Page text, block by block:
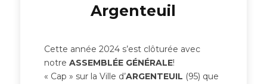
Argenteuil
Cette année 2024 s’est clôturée avec
notre ASSEMBLÉE GÉNÉRALE!
« Cap » sur la Ville d’ARGENTEUIL (95) que